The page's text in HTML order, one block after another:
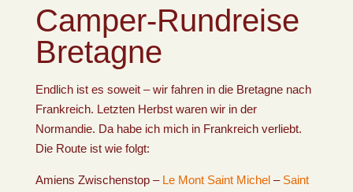
Camper-Rundreise
Bretagne
Endlich ist es soweit – wir fahren in die Bretagne nach
Frankreich. Letzten Herbst waren wir in der
Normandie. Da habe ich mich in Frankreich verliebt.
Die Route ist wie folgt:
Amiens Zwischenstop –Le Mont Saint Michel– Saint